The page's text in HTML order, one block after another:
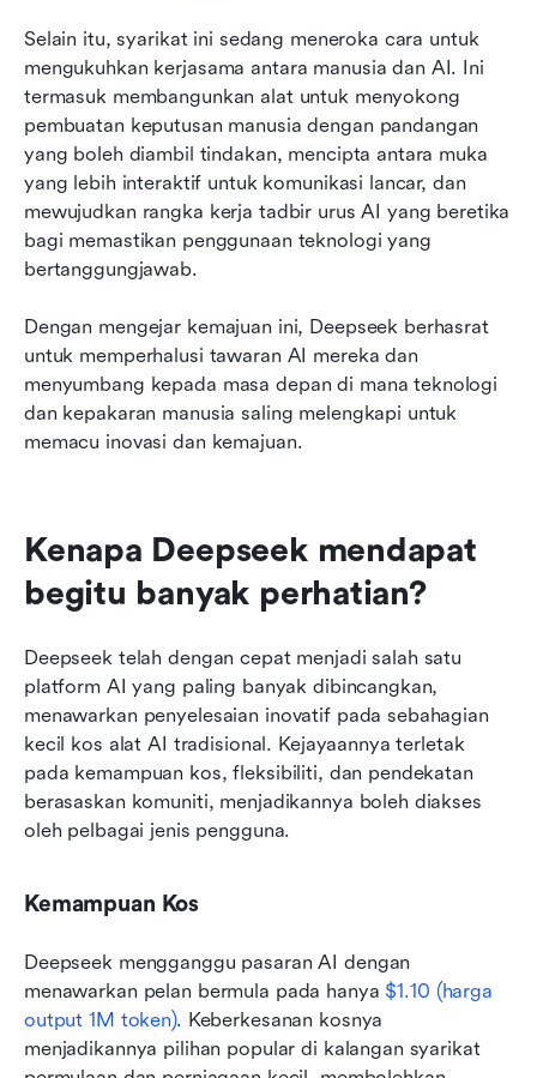
Selain itu, syarikat ini sedang meneroka cara untuk
mengukuhkan kerjasama antara manusia dan AI. Ini
termasuk membangunkan alat untuk menyokong
pembuatan keputusan manusia dengan pandangan
yang boleh diambil tindakan, mencipta antara muka
yang lebih interaktif untuk komunikasi lancar, dan
mewujudkan rangka kerja tadbir urus AI yang beretika
bagi memastikan penggunaan teknologi yang
bertanggungjawab.
Dengan mengejar kemajuan ini, Deepseek berhasrat
untuk memperhalusi tawaran AI mereka dan
menyumbang kepada masa depan di mana teknologi
dan kepakaran manusia saling melengkapi untuk
memacu inovasi dan kemajuan.
Kenapa Deepseek mendapat
begitu banyak perhatian?
Deepseek telah dengan cepat menjadi salah satu
platform AI yang paling banyak dibincangkan,
menawarkan penyelesaian inovatif pada sebahagian
kecil kos alat AI tradisional. Kejayaannya terletak
pada kemampuan kos, fleksibiliti, dan pendekatan
berasaskan komuniti, menjadikannya boleh diakses
oleh pelbagai jenis pengguna.
Kemampuan Kos
Deepseek mengganggu pasaran AI dengan
menawarkan pelan bermula pada hanya $1.10 (harga
output 1M token). Keberkesanan kosnya
menjadikannya pilihan popular di kalangan syarikat